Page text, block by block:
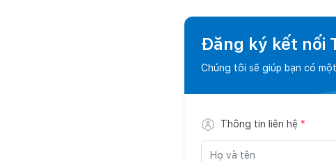
Đăng ký kết nối
Chúng tôi sẽ giúp bạn có
Thông tin liên hệ *